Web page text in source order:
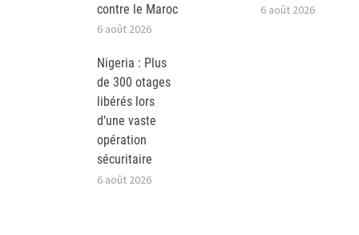
contre le Maroc
6 août 2026
6 août 2026
Nigeria : Plus
de 300 otages
libérés lors
d’une vaste
opération
sécuritaire
6 août 2026